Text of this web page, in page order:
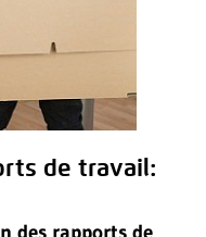
de travail: